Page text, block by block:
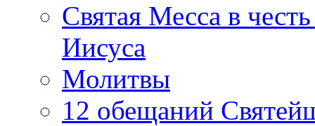
Святая Месса в
Иисуса
Молитвы
12 обещаний